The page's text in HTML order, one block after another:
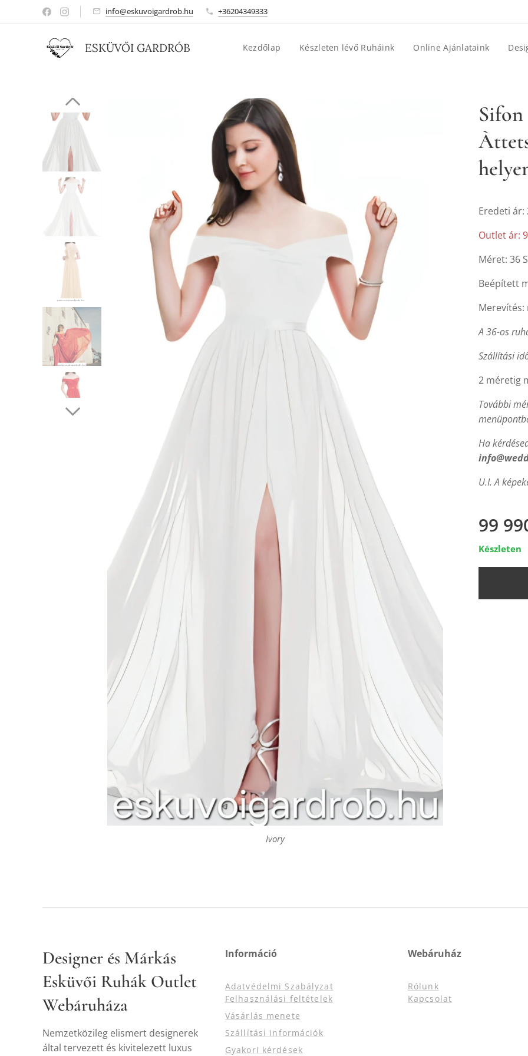
info@eskuvoigardrob.hu +36204349333
ESKÜVŐI GARDRÓB Kezdőlap Készleten lévő Ruháink Online Ajánlataink
Sifon
Ivory
Ivory
Eredeti ár:
Outlet ár:
Méret: 36
Beépített
Merevítés:
A 36-os
Szállítási
2 méretig
További
Ha
U.I. A
99
Készleten
Designer és Márkás
Esküvői Ruhák Outlet
Webáruháza
Nemzetközileg elismert designerek
által tervezett és kivitelezett luxus
Információ
Adatvédelmi Szabályzat
Felhasználási feltételek
Vásárlás menete
Szállítási információk
Gyakori kérdések
Webáruház
Rólunk
Kapcsolat